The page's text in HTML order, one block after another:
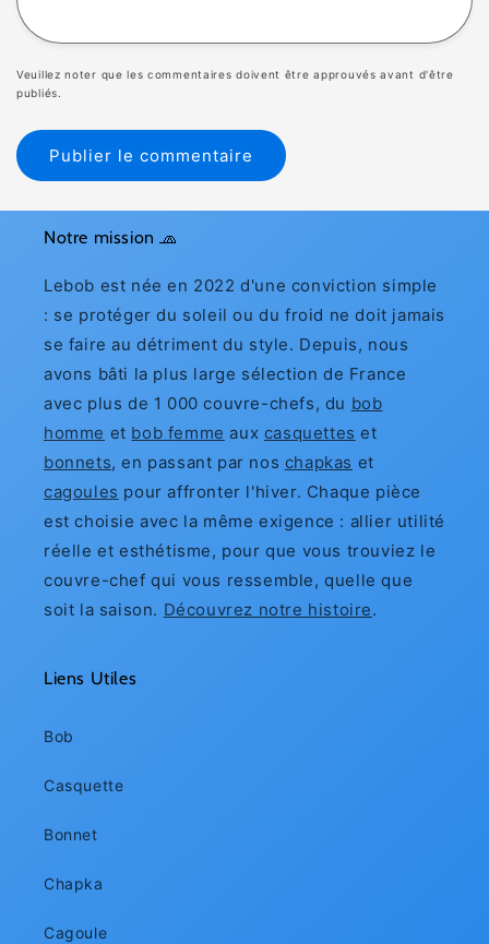
Veuillez noter que les commentaires doivent être approuvés avant d'être
publiés.
Notre mission 🧢
Lebob est née en 2022 d'une conviction simple
: se protéger du soleil ou du froid ne doit jamais
se faire au détriment du style. Depuis, nous
avons bâti la plus large sélection de France
avec plus de 1 000 couvre-chefs, du bob
homme et bob femme aux casquettes et
bonnets, en passant par nos chapkas et
cagoules pour affronter l'hiver. Chaque pièce
est choisie avec la même exigence : allier utilité
réelle et esthétisme, pour que vous trouviez le
couvre-chef qui vous ressemble, quelle que
soit la saison. Découvrez notre histoire.
Liens Utiles
Bob
Casquette
Bonnet
Chapka
Cagoule